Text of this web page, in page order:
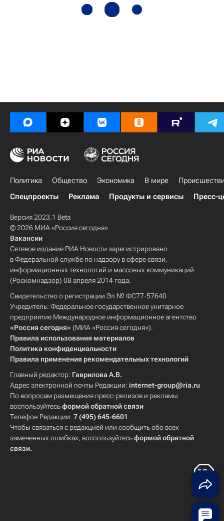
Политика Общество Экономика В мире
Спецпроекты
Реклама Продукты и сервисы Пресс-
Версия 2023.1 Beta
© 2026 МИА «Россия сегодня»
Вакансии
Сетевое издание РИА Новости зарегистрировано
в Федеральной службе по надзору в сфере связи,
информационных технологий и массовых коммуникаций
(Роскомнадзор) 08 апреля 2014 года.
Свидетельство о регистрации Эл № ФС77-57640
Учредитель: Федеральное государственное унитарное
предприятие Международное информационное агентство
«Россия сегодня» (МИА «Россия сегодня»).
Правила использования материалов
Политика конфиденциальности
Правила применения рекомендательных технологий
Главный редактор: Гаврилова А.В.
Адрес электронной почты Редакции: internet-group@ria.ru
По вопросам размещения пресс-релизов и рекламы
воспользуйтесьформой обратной связи
Телефон Редакции: 7 (495) 645-6601
Чтобы связаться с редакцией или сообщить обо всех
замеченных ошибках, воспользуйтесьформой обратной
связи.